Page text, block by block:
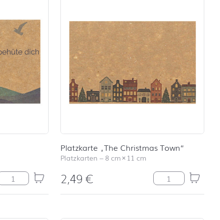
"Segen" Menge
Platzkarte „The Christmas Town“
Platzkarten –8 cm× 11 cm
2,49€ Platzkarte "The